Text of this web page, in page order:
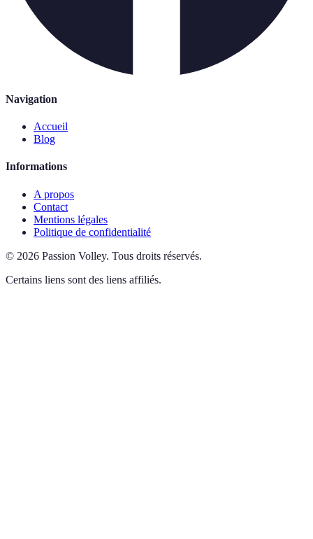
Navigation
Accueil
Blog
Informations
A propos
Contact
Mentions légales
Politique de confidentialité
© 2026 Passion Volley. Tous droits réservés.
Certains liens sont des liens affiliés.